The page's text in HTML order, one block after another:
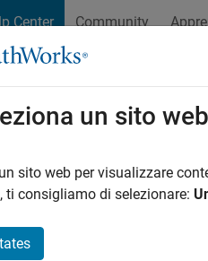
Center Community
Ordina per
un sito web
sito web per visualizzare
ti consigliamo di selezionare: